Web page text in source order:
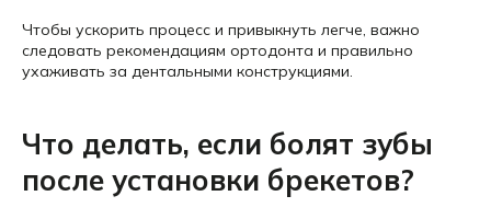
Чтобы ускорить процесс и привыкнуть легче, важно
следовать рекомендациям ортодонта и правильно
ухаживать за дентальными конструкциями.
Что делать, если болят зубы
после установки брекетов?